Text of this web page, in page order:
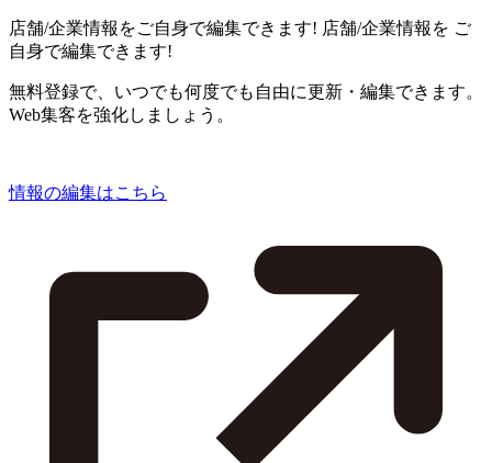
店舗/企業情報をご自身で編集できます! 店舗/企業情報を ご
自身で編集できます!
無料登録で、いつでも何度でも自由に更新・編集できます。
Web集客を強化しましょう。
情報の編集はこちら